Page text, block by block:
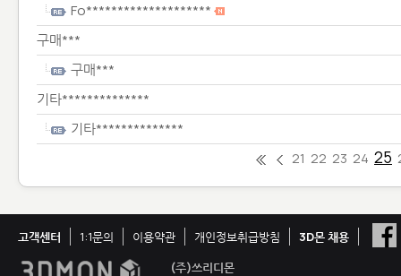
Fo********************
구매***
구매***
기타**************
기타**************
21 22 23 24 25
고객센터 1:1문의 이용약관 개인정보취급방침
3D몬 채용
(주)쓰리디몬